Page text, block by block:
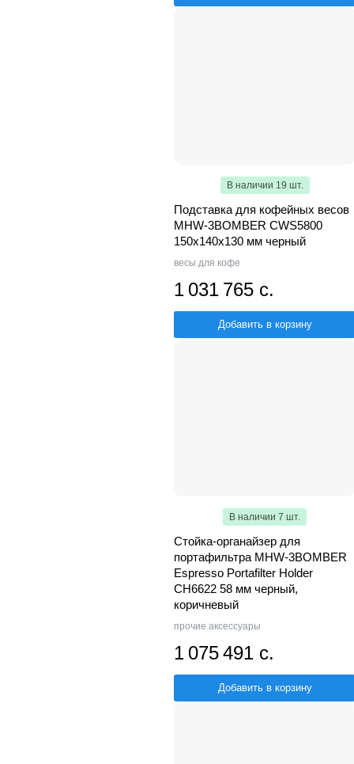
В наличии 19 шт.
Подставка для кофейных весов
MHW-3BOMBER CWS5800
150х140х130 мм черный
весы для кофе
1 031 765 с.
Добавить в корзину
В наличии 7 шт.
Стойка-органайзер для
портафильтра MHW-3BOMBER
Espresso Portafilter Holder
CH6622 58 мм черный,
коричневый
прочие аксессуары
1 075 491 с.
Добавить в корзину